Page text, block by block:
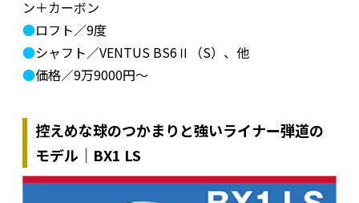
ン＋カーボン
●ロフト／9度
●シャフト／VENTUS BS6Ⅱ（S）、他
●価格／9万9000円～
控えめな球のつかまりと強いライナー弾道の
モデル｜BX1 LS